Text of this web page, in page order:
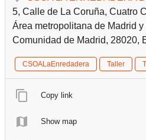
5, Calle de La Coruña, Cuatro
Área metropolitana de Madrid
Comunidad de Madrid, 28020,
CSOALaEnredadera Taller
Copy link
Show map